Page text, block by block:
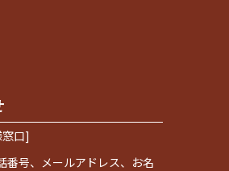
口]
番号、メールアドレス、お名